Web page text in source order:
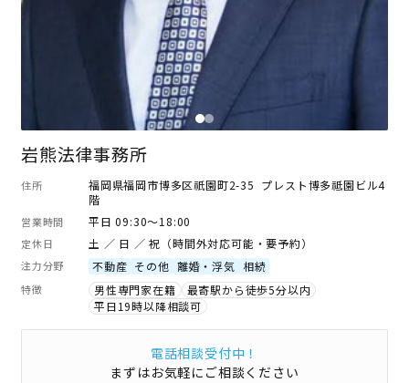
岩熊法律事務所
住所
福岡県福岡市博多区祇園町2-35 プレスト博多祗園ビル4
階
営業時間 平日 09:30～18:00
定休日 土 ／ 日 ／ 祝（時間外対応可能・要予約）
注力分野 不動産 その他 離婚・浮気 相続
特徴 男性専門家在籍
最寄駅から徒歩5分以内
平日19時以降相談可
電話相談受付中！
まずはお気軽にご相談ください